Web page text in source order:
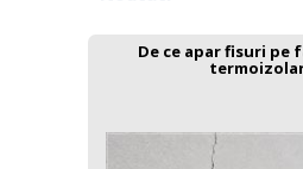
De ce apar fisuri pe